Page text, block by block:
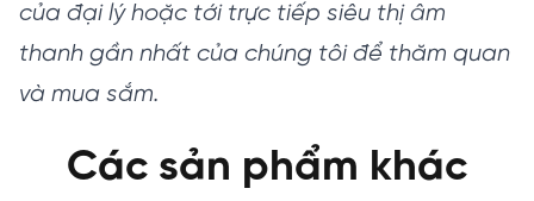
của đại lý hoặc tới trực tiếp siêu thị âm
thanh gần nhất của chúng tôi để thăm quan
và mua sắm.
Các sản phẩm khác